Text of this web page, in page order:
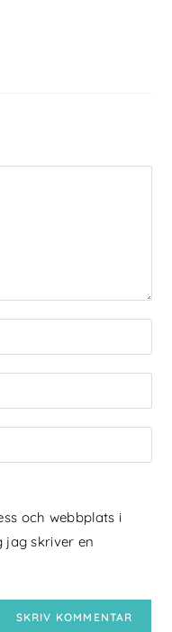
och webbplats i
jag skriver en